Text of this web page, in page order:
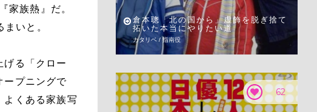
家族熱』だ。
いと。
げる「クロー
ープニングで
よくある家族写
倉本聰「北の国から」虚飾を脱ぎ捨て
拓いた本当にやりたい道
カタリベ / 指南役
62